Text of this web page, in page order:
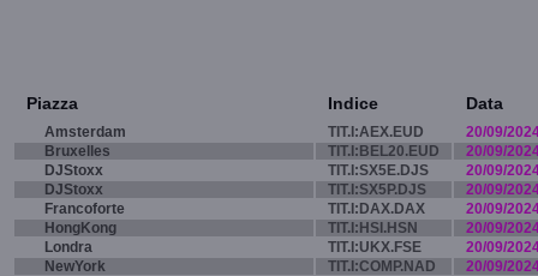
Piazza Indice Data
Amsterdam TIT.I:AEX.EUD
20/09/
Bruxelles
TIT.I:BEL20.EUD
20/09/
DJStoxx
TIT.I:SX5E.DJS
20/09/
DJStoxx
TIT.I:SX5P.DJS
20/09/
Francoforte
TIT.I:DAX.DAX
20/09/
HongKong
TIT.I:HSI.HSN
20/09/
Londra
TIT.I:UKX.FSE
20/09/
NewYork
TIT.I:COMP.NAD
20/09/